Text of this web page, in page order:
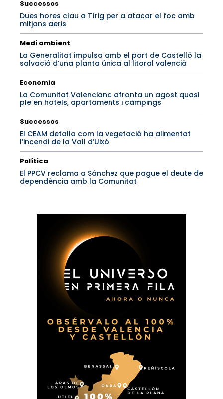
Successos
Dues hores clau a Tírig per a atacar el foc amb
mitjans aeris
Medi ambient
La Generalitat impulsa amb el port de Castelló la
salvació d’una planta única al litoral valencià
Economia
La Comunitat Valenciana afronta un agost quasi
ple en hotels, apartaments i càmpings
Successos
El CEAM detalla com la vegetació ha alimentat
l’incendi de la Vall d’Uixó
Política
El PPCV reclama a Sánchez que pague el deute de
dependència amb la Comunitat